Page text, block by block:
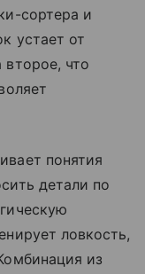
сортера и
устает от
что
понятия
детали по
ловкость,
из